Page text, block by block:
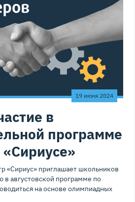
19 июня 2024
в
программе
«Сириус» приглашает школьников
в августовской программе по
на основе олимпиадных